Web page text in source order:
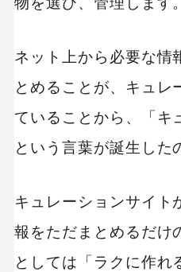
ネット上から必要な情
とめることが、キュレ
ていることから、「キ
という言葉が誕生した
キュレーションサイト
報をただまとめるだけ
としては「ラクに作れ